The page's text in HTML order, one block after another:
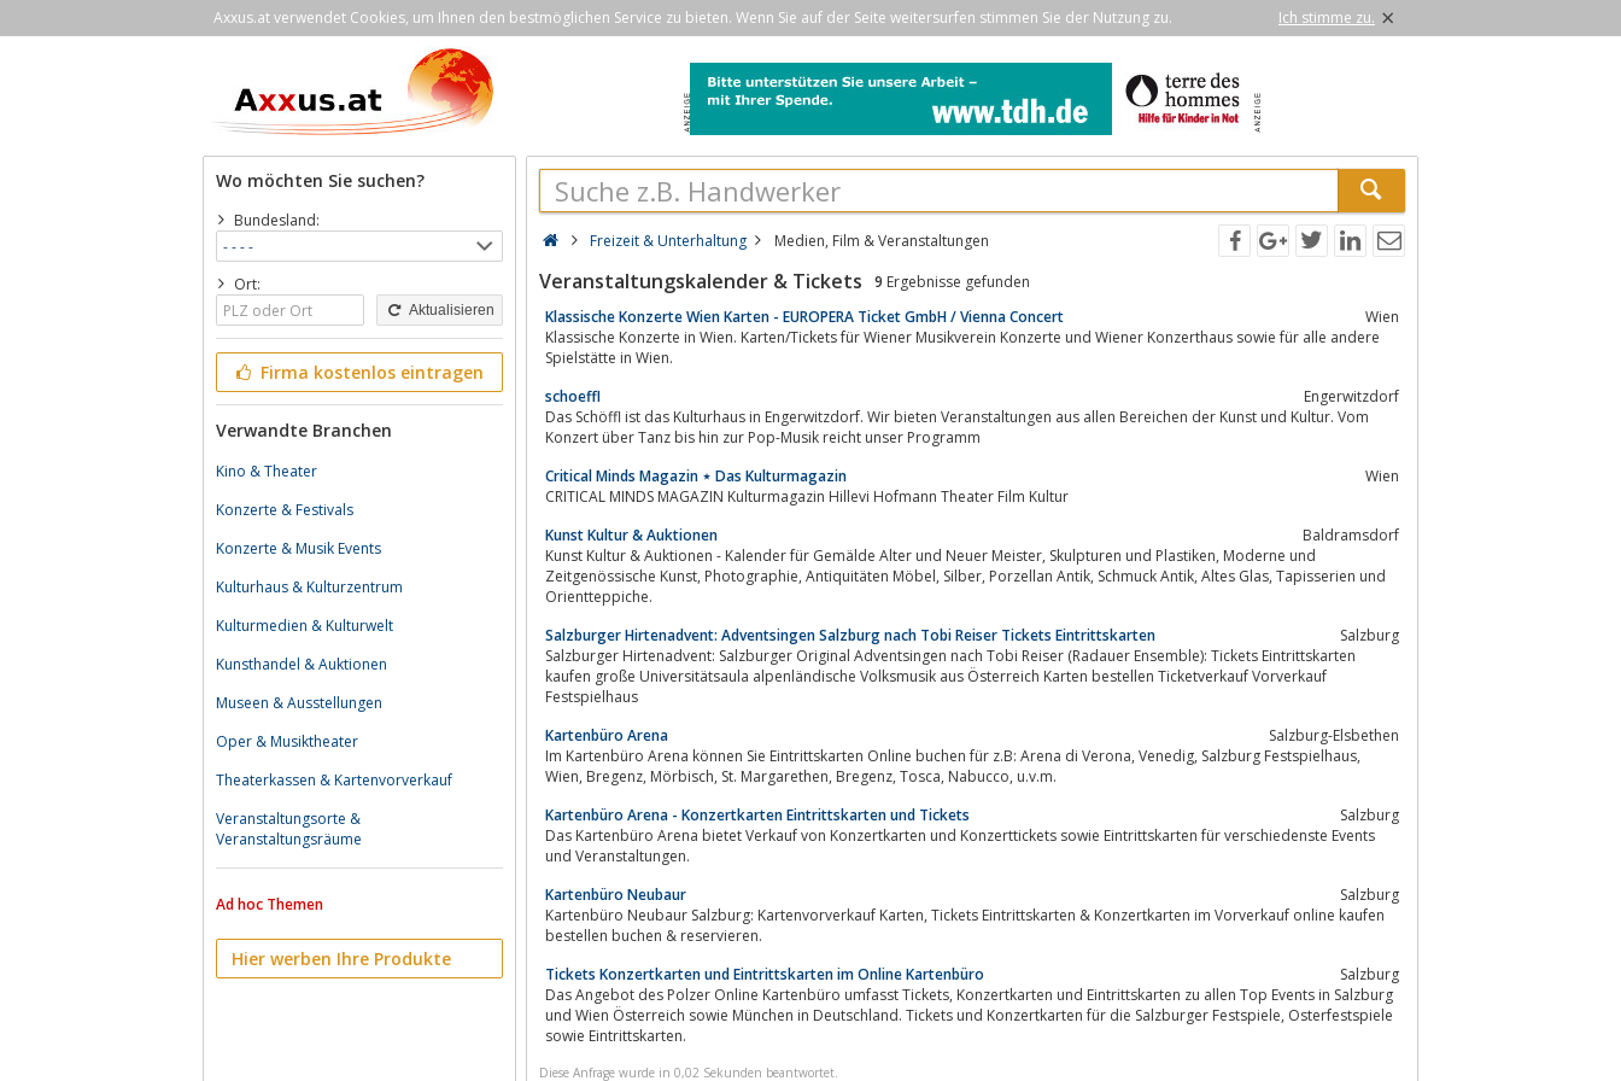
Axxus.at verwendet Cookies, um Ihnen den bestmöglichen Service zu bieten. Wenn Sie auf der Seite weitersurfen stimmen Sie der Nutzung zu. Ich stimme zu. ×
Wo möchten Sie suchen?
Bundesland:
Ort:
Aktualisieren
Firma kostenlos eintragen
Verwandte Branchen
Kino & Theater
Konzerte & Festivals
Konzerte & Musik Events
Kulturhaus & Kulturzentrum
Kulturmedien & Kulturwelt
Kunsthandel & Auktionen
Museen & Ausstellungen
Oper & Musiktheater
Theaterkassen & Kartenvorverkauf
Veranstaltungsorte &
Veranstaltungsräume
Ad hoc Themen
Hier werben Ihre Produkte
Freizeit & Unterhaltung Medien, Film & Veranstaltungen
Veranstaltungskalender & Tickets 9 Ergebnisse gefunden
Klassische Konzerte Wien Karten - EUROPERA Ticket GmbH / Vienna Concert
Wien
Klassische Konzerte in Wien. Karten/Tickets für Wiener Musikverein Konzerte und Wiener Konzerthaus sowie für alle andere
Spielstätte in Wien.
schoeffl
Engerwitzdorf
Das Schöffl ist das Kulturhaus in Engerwitzdorf. Wir bieten Veranstaltungen aus allen Bereichen der Kunst und Kultur. Vom
Konzert über Tanz bis hin zur Pop-Musik reicht unser Programm
Critical Minds Magazin ⋆ Das Kulturmagazin
Wien
CRITICAL MINDS MAGAZIN Kulturmagazin Hillevi Hofmann Theater Film Kultur
Kunst Kultur & Auktionen
Baldramsdorf
Kunst Kultur & Auktionen - Kalender für Gemälde Alter und Neuer Meister, Skulpturen und Plastiken, Moderne und
Zeitgenössische Kunst, Photographie, Antiquitäten Möbel, Silber, Porzellan Antik, Schmuck Antik, Altes Glas, Tapisserien und
Orientteppiche.
Salzburger Hirtenadvent: Adventsingen Salzburg nach Tobi Reiser Tickets Eintrittskarten
Salzburg
Salzburger Hirtenadvent: Salzburger Original Adventsingen nach Tobi Reiser (Radauer Ensemble): Tickets Eintrittskarten
kaufen große Universitätsaula alpenländische Volksmusik aus Österreich Karten bestellen Ticketverkauf Vorverkauf
Festspielhaus
Kartenbüro Arena
Salzburg-Elsbethen
Im Kartenbüro Arena können Sie Eintrittskarten Online buchen für z.B: Arena di Verona, Venedig, Salzburg Festspielhaus,
Wien, Bregenz, Mörbisch, St. Margarethen, Bregenz, Tosca, Nabucco, u.v.m.
Kartenbüro Arena - Konzertkarten Eintrittskarten und Tickets
Salzburg
Das Kartenbüro Arena bietet Verkauf von Konzertkarten und Konzerttickets sowie Eintrittskarten für verschiedenste Events
und Veranstaltungen.
Kartenbüro Neubaur
Salzburg
Kartenbüro Neubaur Salzburg: Kartenvorverkauf Karten, Tickets Eintrittskarten & Konzertkarten im Vorverkauf online kaufen
bestellen buchen & reservieren.
Tickets Konzertkarten und Eintrittskarten im Online Kartenbüro
Salzburg
Das Angebot des Polzer Online Kartenbüro umfasst Tickets, Konzertkarten und Eintrittskarten zu allen Top Events in Salzburg
und Wien Österreich sowie München in Deutschland. Tickets und Konzertkarten für die Salzburger Festspiele, Osterfestspiele
sowie Eintrittskarten.
Diese Anfrage wurde in 0,02 Sekunden beantwortet.